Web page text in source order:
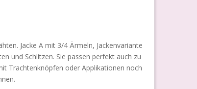
Jacke A mit 3/4 Ärmeln, Jackenvariante
und Schlitzen. Sie passen perfekt auch zu
Trachtenknöpfen oder Applikationen noch